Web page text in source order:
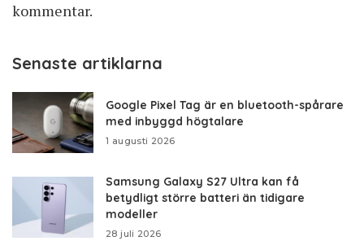
kommentar.
Senaste artiklarna
Google Pixel Tag är en bluetooth-spårare
med inbyggd högtalare
1 augusti 2026
Samsung Galaxy S27 Ultra kan få
betydligt större batteri än tidigare
modeller
28 juli 2026